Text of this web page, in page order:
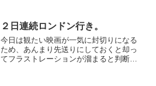
出身の坂本一雪と福田陽...
２日連続ロンドン行き。
今日は観たい映画が一気に封切りになる
ため、あんまり先送りにしておくと却っ
てフラストレーションが溜まると判断、